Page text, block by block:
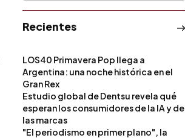
Recientes
LOS40 Primavera Pop llega a
Argentina: una noche histórica en el
Gran Rex
Estudio global de Dentsu revela qué
esperan los consumidores de la IA y de
las marcas
"El periodismo en primer plano", la